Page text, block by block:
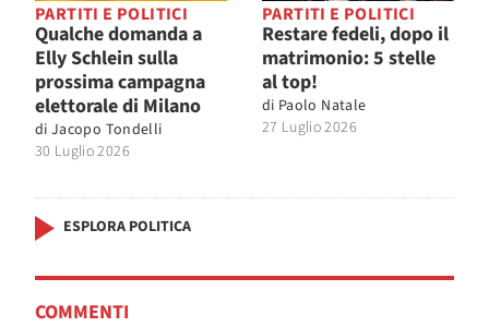
PARTITI E POLITICI
Qualche domanda a
Elly Schlein sulla
prossima campagna
elettorale di Milano
di Jacopo Tondelli
30 Luglio 2026
PARTITI E POLITICI
Restare fedeli, dopo il
matrimonio: 5 stelle
al top!
di Paolo Natale
27 Luglio 2026
ESPLORA POLITICA
COMMENTI